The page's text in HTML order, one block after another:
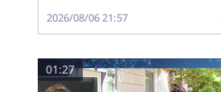
2026/08/06 21:57
01:27